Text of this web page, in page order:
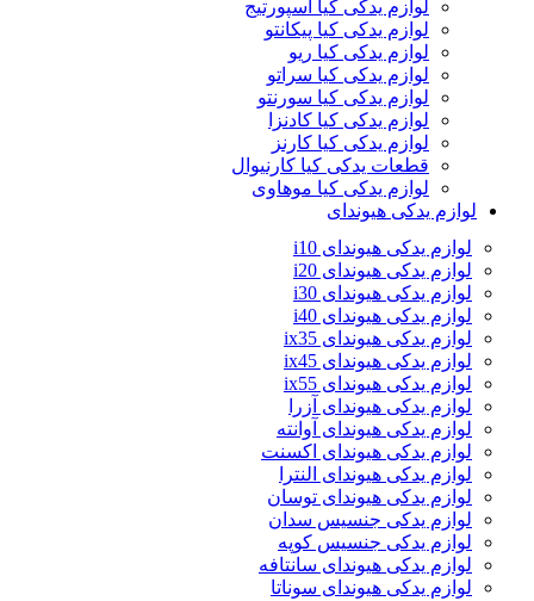
لوازم یدکی کیا اسپورتیج
لوازم یدکی کیا پیکانتو
لوازم یدکی کیا ریو
لوازم یدکی کیا سراتو
لوازم یدکی کیا سورنتو
لوازم یدکی کیا کادنزا
لوازم یدکی کیا کارنز
قطعات یدکی کیا کارنیوال
لوازم یدکی کیا موهاوی
لوازم یدکی هیوندای
لوازم یدکی هیوندای i10
لوازم یدکی هیوندای i20
لوازم یدکی هیوندای i30
لوازم یدکی هیوندای i40
لوازم یدکی هیوندای ix35
لوازم یدکی هیوندای ix45
لوازم یدکی هیوندای ix55
لوازم یدکی هیوندای آزرا
لوازم یدکی هیوندای آوانته
لوازم یدکی هیوندای اکسنت
لوازم یدکی هیوندای النترا
لوازم یدکی هیوندای توسان
لوازم یدکی جنسیس سدان
لوازم یدکی جنسیس کوپه
لوازم یدکی هیوندای سانتافه
لوازم یدکی هیوندای سوناتا